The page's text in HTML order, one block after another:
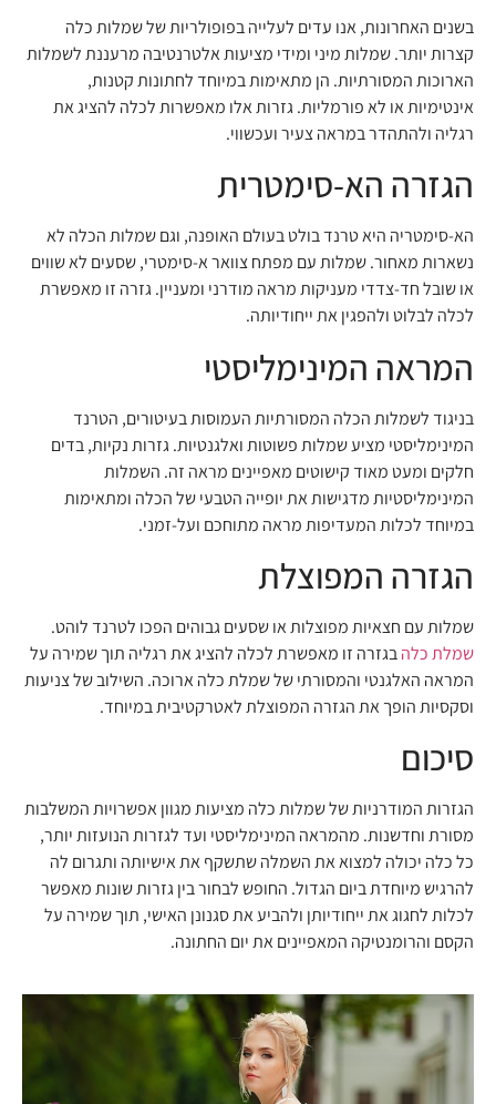
בשנים האחרונות, אנו עדים לעלייה בפופולריות של שמלות כלה
קצרות יותר. שמלות מיני ומידי מציעות אלטרנטיבה מרעננת לשמלות
הארוכות המסורתיות. הן מתאימות במיוחד לחתונות קטנות,
אינטימיות או לא פורמליות. גזרות אלו מאפשרות לכלה להציג את
רגליה ולהתהדר במראה צעיר ועכשווי.
הגזרה הא-סימטרית
הא-סימטריה היא טרנד בולט בעולם האופנה, וגם שמלות הכלה לא
נשארות מאחור. שמלות עם מפתח צוואר א-סימטרי, שסעים לא שווים
או שובל חד-צדדי מעניקות מראה מודרני ומעניין. גזרה זו מאפשרת
לכלה לבלוט ולהפגין את ייחודיותה.
המראה המינימליסטי
בניגוד לשמלות הכלה המסורתיות העמוסות בעיטורים, הטרנד
המינימליסטי מציע שמלות פשוטות ואלגנטיות. גזרות נקיות, בדים
חלקים ומעט מאוד קישוטים מאפיינים מראה זה. השמלות
המינימליסטיות מדגישות את יופייה הטבעי של הכלה ומתאימות
במיוחד לכלות המעדיפות מראה מתוחכם ועל-זמני.
הגזרה המפוצלת
שמלות עם חצאיות מפוצלות או שסעים גבוהים הפכו לטרנד לוהט.
שמלת כלהבגזרה זו מאפשרת לכלה להציג את רגליה תוך שמירה על
המראה האלגנטי והמסורתי של שמלת כלה ארוכה. השילוב של צניעות
וסקסיות הופך את הגזרה המפוצלת לאטרקטיבית במיוחד.
סיכום
הגזרות המודרניות של שמלות כלה מציעות מגוון אפשרויות המשלבות
מסורת וחדשנות. מהמראה המינימליסטי ועד לגזרות הנועזות יותר,
כל כלה יכולה למצוא את השמלה שתשקף את אישיותה ותגרום לה
להרגיש מיוחדת ביום הגדול. החופש לבחור בין גזרות שונות מאפשר
לכלות לחגוג את ייחודיותן ולהביע את סגנונן האישי, תוך שמירה על
הקסם והרומנטיקה המאפיינים את יום החתונה.